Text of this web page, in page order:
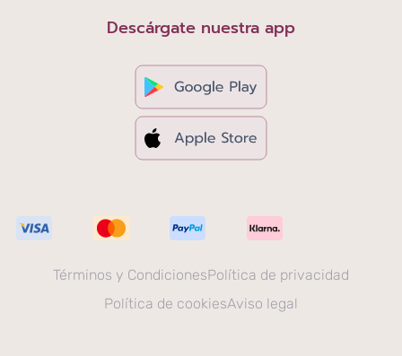
Descárgate nuestra app
Términos y CondicionesPolítica de privacidad
Política de cookiesAviso legal